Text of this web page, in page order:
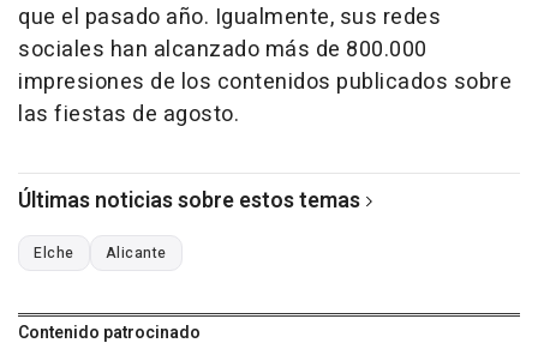
que el pasado año. Igualmente, sus redes
sociales han alcanzado más de 800.000
impresiones de los contenidos publicados sobre
las fiestas de agosto.
Últimas noticias sobre estos temas
Elche Alicante
Contenido patrocinado